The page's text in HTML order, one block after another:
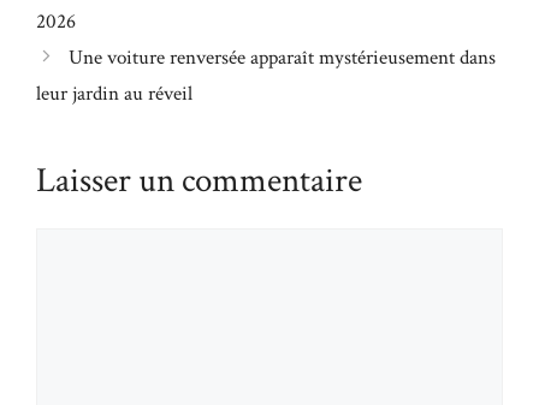
2026
Une voiture renversée apparaît mystérieusement dans
leur jardin au réveil
Laisser un commentaire